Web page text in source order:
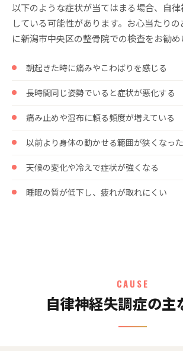
以下のような症状が当てはまる場合、自
している可能性があります。お心当たり
に新潟市中央区の整骨院での検査をお勧め
朝起きた時に痛みやこわばりを感じる
長時間同じ姿勢でいると症状が悪化する
痛み止めや湿布に頼る頻度が増えている
以前より身体の動かせる範囲が狭くなった
天候の変化や冷えで症状が強くなる
睡眠の質が低下し、疲れが取れにくい
CAUSE
自律神経失調症の主